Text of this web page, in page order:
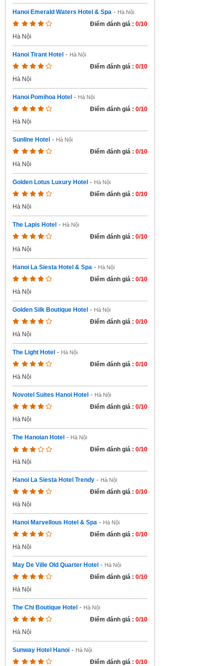
Hanoi Emerald Waters Hotel & Spa - Hà Nội
Điểm đánh giá : 0/10
Hà Nội
Hanoi Tirant Hotel - Hà Nội
Điểm đánh giá : 0/10
Hà Nội
Hanoi Pomihoa Hotel - Hà Nội
Điểm đánh giá : 0/10
Hà Nội
Sunline Hotel - Hà Nội
Điểm đánh giá : 0/10
Hà Nội
Golden Lotus Luxury Hotel - Hà Nội
Điểm đánh giá : 0/10
Hà Nội
The Lapis Hotel - Hà Nội
Điểm đánh giá : 0/10
Hà Nội
Hanoi La Siesta Hotel & Spa - Hà Nội
Điểm đánh giá : 0/10
Hà Nội
Golden Silk Boutique Hotel - Hà Nội
Điểm đánh giá : 0/10
Hà Nội
The Light Hotel - Hà Nội
Điểm đánh giá : 0/10
Hà Nội
Novotel Suites Hanoi Hotel - Hà Nội
Điểm đánh giá : 0/10
Hà Nội
The Hanoian Hotel - Hà Nội
Điểm đánh giá : 0/10
Hà Nội
Hanoi La Siesta Hotel Trendy - Hà Nội
Điểm đánh giá : 0/10
Hà Nội
Hanoi Marvellous Hotel & Spa - Hà Nội
Điểm đánh giá : 0/10
Hà Nội
May De Ville Old Quarter Hotel - Hà Nội
Điểm đánh giá : 0/10
Hà Nội
The Chi Boutique Hotel - Hà Nội
Điểm đánh giá : 0/10
Hà Nội
Sunway Hotel Hanoi - Hà Nội
Điểm đánh giá : 0/10